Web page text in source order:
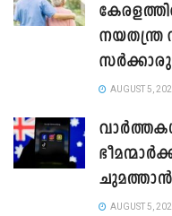
നയതന്ത്ര
AUGUST 5,
ചുമത്താൻ
AUGUST 5,